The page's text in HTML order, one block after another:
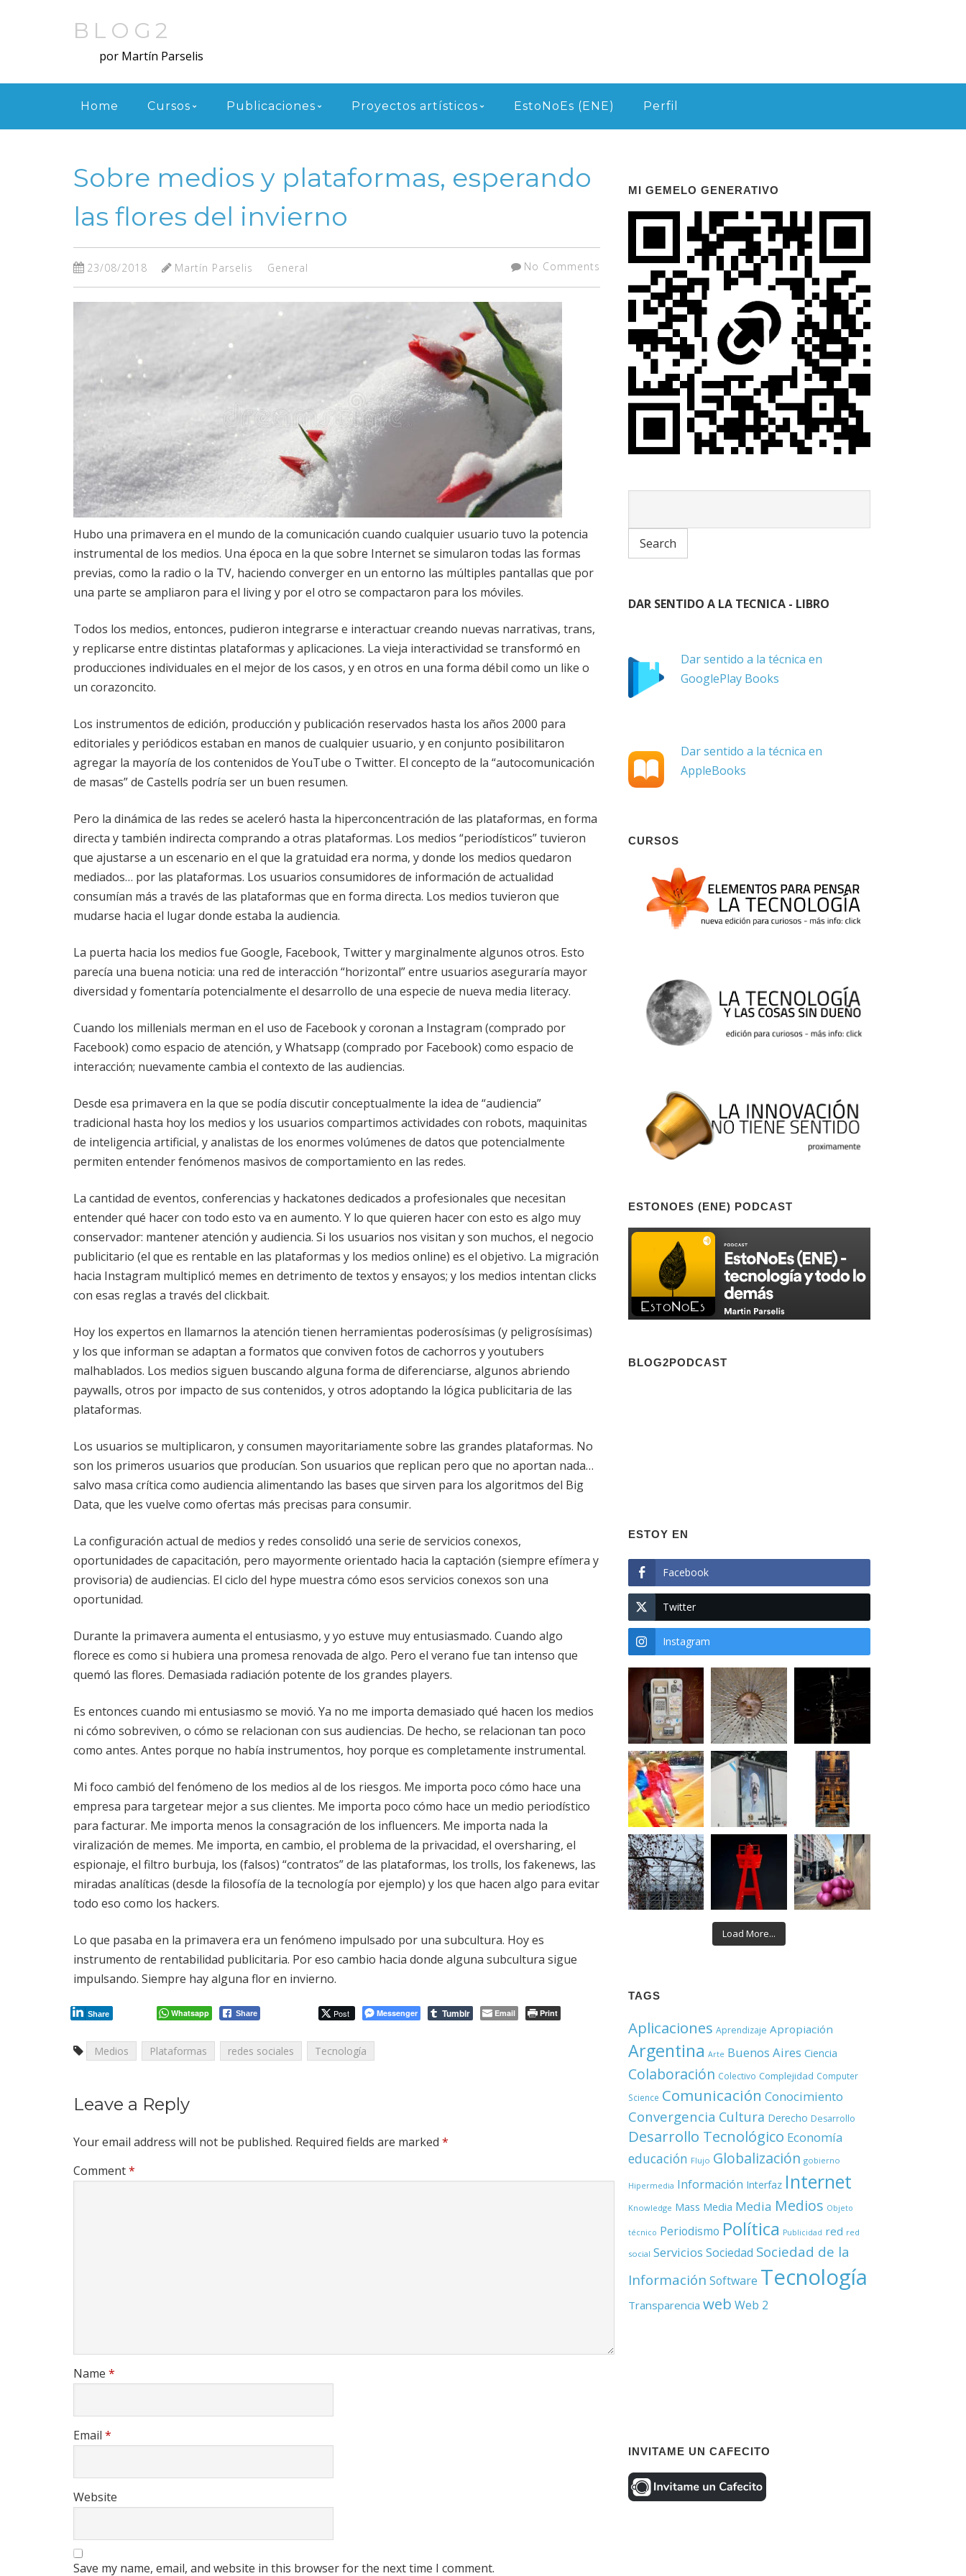
BLOG2
por Martín Parselis
Menu
Home Cursos Publicaciones Proyectos artísticos EstoNoEs (ENE) Perfil
Sobre medios y plataformas, esperando
las flores del invierno
23/08/2018 Martín Parselis General No Comments
Hubo una primavera en el mundo de la comunicación cuando cualquier usuario tuvo la potencia
instrumental de los medios. Una época en la que sobre Internet se simularon todas las formas
previas, como la radio o la TV, haciendo converger en un entorno las múltiples pantallas que por
una parte se ampliaron para el living y por el otro se compactaron para los móviles.
Todos los medios, entonces, pudieron integrarse e interactuar creando nuevas narrativas, trans,
y replicarse entre distintas plataformas y aplicaciones. La vieja interactividad se transformó en
producciones individuales en el mejor de los casos, y en otros en una forma débil como un like o
un corazoncito.
Los instrumentos de edición, producción y publicación reservados hasta los años 2000 para
editoriales y periódicos estaban en manos de cualquier usuario, y en conjunto posibilitaron
agregar la mayoría de los contenidos de YouTube o Twitter. El concepto de la “autocomunicación
de masas” de Castells podría ser un buen resumen.
Pero la dinámica de las redes se aceleró hasta la hiperconcentración de las plataformas, en forma
directa y también indirecta comprando a otras plataformas. Los medios “periodísticos” tuvieron
que ajustarse a un escenario en el que la gratuidad era norma, y donde los medios quedaron
mediados… por las plataformas. Los usuarios consumidores de información de actualidad
consumían más a través de las plataformas que en forma directa. Los medios tuvieron que
mudarse hacia el lugar donde estaba la audiencia.
La puerta hacia los medios fue Google, Facebook, Twitter y marginalmente algunos otros. Esto
parecía una buena noticia: una red de interacción “horizontal” entre usuarios aseguraría mayor
diversidad y fomentaría potencialmente el desarrollo de una especie de nueva media literacy.
Cuando los millenials merman en el uso de Facebook y coronan a Instagram (comprado por
Facebook) como espacio de atención, y Whatsapp (comprado por Facebook) como espacio de
interacción; nuevamente cambia el contexto de las audiencias.
Desde esa primavera en la que se podía discutir conceptualmente la idea de “audiencia”
tradicional hasta hoy los medios y los usuarios compartimos actividades con robots, maquinitas
de inteligencia artificial, y analistas de los enormes volúmenes de datos que potencialmente
permiten entender fenómenos masivos de comportamiento en las redes.
La cantidad de eventos, conferencias y hackatones dedicados a profesionales que necesitan
entender qué hacer con todo esto va en aumento. Y lo que quieren hacer con esto es algo muy
conservador: mantener atención y audiencia. Si los usuarios nos visitan y son muchos, el negocio
publicitario (el que es rentable en las plataformas y los medios online) es el objetivo. La migración
hacia Instagram multiplicó memes en detrimento de textos y ensayos; y los medios intentan clicks
con esas reglas a través del clickbait.
Hoy los expertos en llamarnos la atención tienen herramientas poderosísimas (y peligrosísimas)
y los que informan se adaptan a formatos que conviven fotos de cachorros y youtubers
malhablados. Los medios siguen buscando alguna forma de diferenciarse, algunos abriendo
paywalls, otros por impacto de sus contenidos, y otros adoptando la lógica publicitaria de las
plataformas.
Los usuarios se multiplicaron, y consumen mayoritariamente sobre las grandes plataformas. No
son los primeros usuarios que producían. Son usuarios que replican pero que no aportan nada…
salvo masa crítica como audiencia alimentando las bases que sirven para los algoritmos del Big
Data, que les vuelve como ofertas más precisas para consumir.
La configuración actual de medios y redes consolidó una serie de servicios conexos,
oportunidades de capacitación, pero mayormente orientado hacia la captación (siempre efímera y
provisoria) de audiencias. El ciclo del hype muestra cómo esos servicios conexos son una
oportunidad.
Durante la primavera aumenta el entusiasmo, y yo estuve muy entusiasmado. Cuando algo
florece es como si hubiera una promesa renovada de algo. Pero el verano fue tan intenso que
quemó las flores. Demasiada radiación potente de los grandes players.
Es entonces cuando mi entusiasmo se movió. Ya no me importa demasiado qué hacen los medios
ni cómo sobreviven, o cómo se relacionan con sus audiencias. De hecho, se relacionan tan poco
como antes. Antes porque no había instrumentos, hoy porque es completamente instrumental.
Mi foco cambió del fenómeno de los medios al de los riesgos. Me importa poco cómo hace una
empresa para targetear mejor a sus clientes. Me importa poco cómo hace un medio periodístico
para facturar. Me importa menos la consagración de los influencers. Me importa nada la
viralización de memes. Me importa, en cambio, el problema de la privacidad, el oversharing, el
espionaje, el filtro burbuja, los (falsos) “contratos” de las plataformas, los trolls, los fakenews, las
miradas analíticas (desde la filosofía de la tecnología por ejemplo) y los que hacen algo para evitar
todo eso como los hackers.
Lo que pasaba en la primavera era un fenómeno impulsado por una subcultura. Hoy es
instrumento de rentabilidad publicitaria. Por eso cambio hacia donde alguna subcultura sigue
impulsando. Siempre hay alguna flor en invierno.
Whatsapp Share Post
Share Messenger Tumblr Email Print
Medios Plataformas redes sociales Tecnología
Leave a Reply
Your email address will not be published. Required fields are marked *
Comment*
Name *
Email *
Website
Save my name, email, and website in this browser for the next time I comment.
MI GEMELO GENERATIVO
DAR SENTIDO A LA TECNICA - LIBRO
Dar sentido a la técnica en
GooglePlay Books
Dar sentido a la técnica en
AppleBooks
CURSOS
ESTONOES (ENE) PODCAST
BLOG2PODCAST
ESTOY EN
Facebook
Twitter
Instagram
Load More...
TAGS
Aplicaciones Aprendizaje Apropiación
Argentina Arte Buenos Aires Ciencia
Colaboración Colectivo Complejidad Computer
Science Comunicación Conocimiento
Convergencia Cultura Derecho Desarrollo
Desarrollo Tecnológico Economía
educación Flujo Globalización gobierno
Hipermedia Información Interfaz Internet
Knowledge Mass Media Media Medios Objeto
técnico Periodismo Política Publicidad red red
social Servicios Sociedad Sociedad de la
Información Software Tecnología
Transparencia web Web 2
INVITAME UN CAFECITO